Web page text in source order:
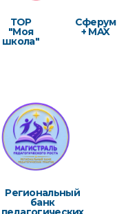
ТОР
"Моя
школа"
Сферум
+ MAX
Региональный
банк